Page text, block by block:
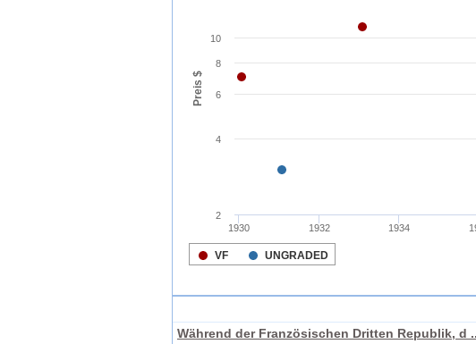
Während der Französischen Dritten Republik, d